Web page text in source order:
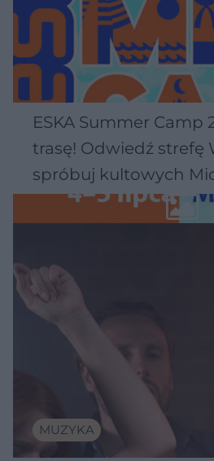
ESKA Summer Camp
trasę! Odwiedź strefę
spróbuj kultowych
Wawelu
MUZYKA